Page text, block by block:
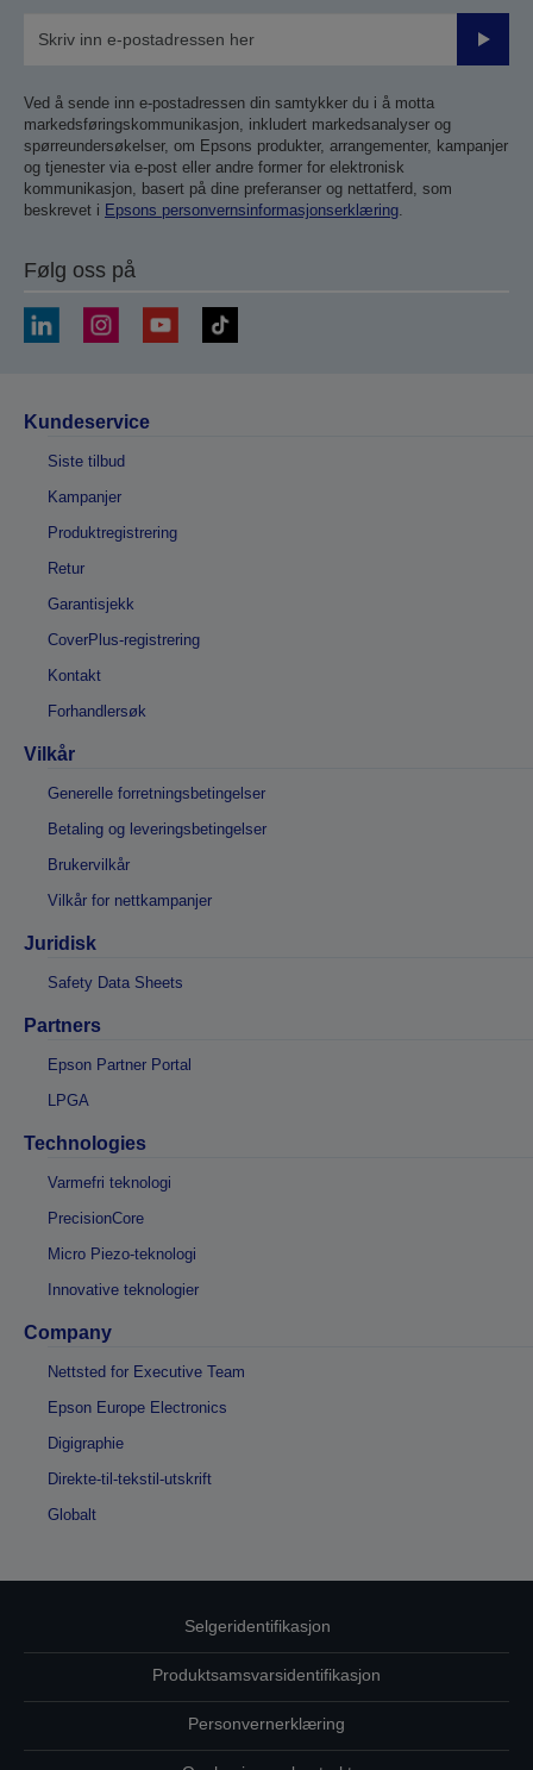
Send
Ved å sende inn e-postadressen din samtykker du i å motta
markedsføringskommunikasjon, inkludert markedsanalyser og
spørreundersøkelser, om Epsons produkter, arrangementer, kampanjer
og tjenester via e-post eller andre former for elektronisk
kommunikasjon, basert på dine preferanser og nettatferd, som
beskrevet i Epsons personvernsinformasjonserklæring.
Følg oss på
Kundeservice
Siste tilbud
Kampanjer
Produktregistrering
Retur
Garantisjekk
CoverPlus-registrering
Kontakt
Forhandlersøk
Vilkår
Generelle forretningsbetingelser
Betaling og leveringsbetingelser
Brukervilkår
Vilkår for nettkampanjer
Juridisk
Safety Data Sheets
Partners
Epson Partner Portal
LPGA
Technologies
Varmefri teknologi
PrecisionCore
Micro Piezo-teknologi
Innovative teknologier
Company
Nettsted for Executive Team
Epson Europe Electronics
Digigraphie
Direkte-til-tekstil-utskrift
Globalt
Selgeridentifikasjon
Produktsamsvarsidentifikasjon
Personvernerklæring